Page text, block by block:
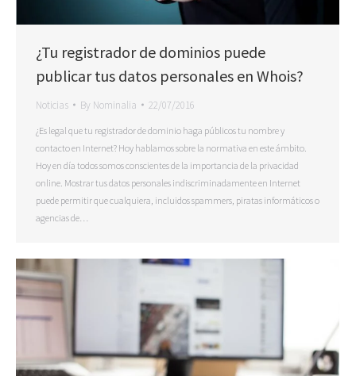
¿Tu registrador de dominios puede
publicar tus datos personales en Whois?
Noticias By Nominalia 22/07/2016
¿Es legal que tu registrador de dominio haga públicos tu nombre y
contacto en Internet? Hoy hablamos sobre la normativa en este ámbito.
Hoy en día todos somos conscientes de la importancia de la privacidad
online. Mostrar tus datos personales indiscriminadamente en Internet
puede permitir que cualquiera, incluidos spammers, piratas informáticos o
agencias de…